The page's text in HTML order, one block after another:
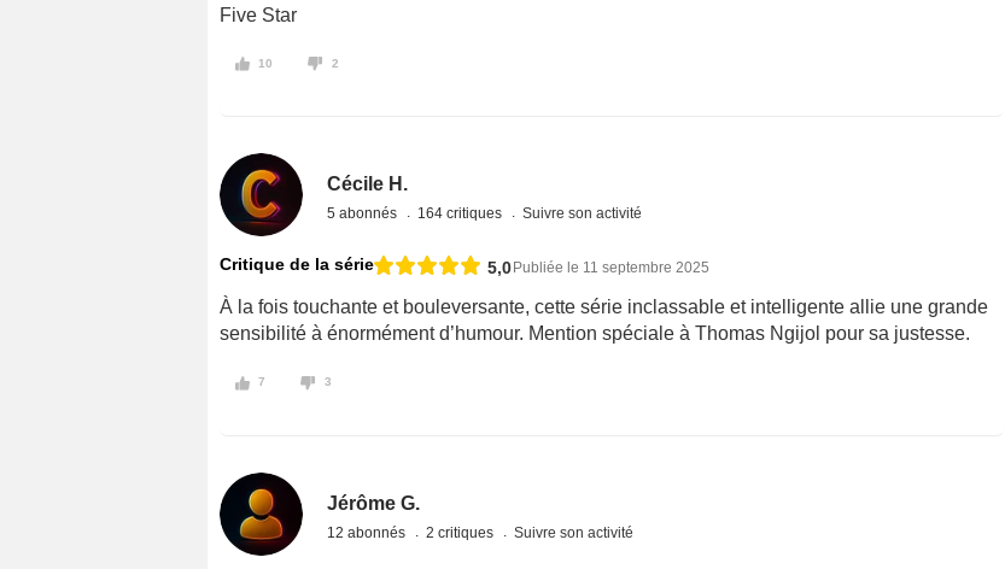
Five Star
10 2
Cécile H.
5 abonnés 164 critiques Suivre son activité
Critique de la série 5,0 Publiée le 11 septembre 2025
À la fois touchante et bouleversante, cette série inclassable et intelligente allie une grande
sensibilité à énormément d’humour. Mention spéciale à Thomas Ngijol pour sa justesse.
7 3
Jérôme G.
12 abonnés 2 critiques Suivre son activité